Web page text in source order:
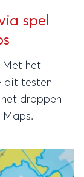
spel
Met het
dit testen
droppen